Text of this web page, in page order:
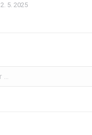
2. 5. 2025